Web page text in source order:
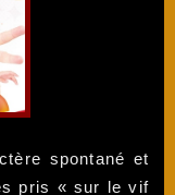
spontané et
pris « sur le vif